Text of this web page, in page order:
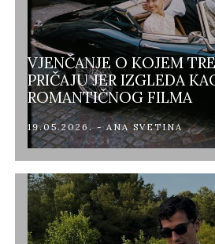
VJENČANJE O KOJEM
PRIČAJU JER IZGLEDA
ROMANTIČNOG FILMA
19.05.2026. - ANA SVETINA